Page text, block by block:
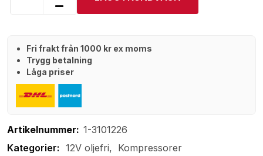
Fri frakt från 1000 kr ex moms
Trygg betalning
Låga priser
Artikelnummer: 1-3101226
12V oljefri
Kompressorer